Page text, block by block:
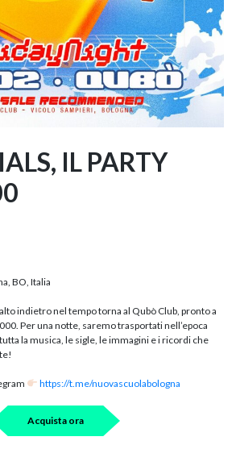
IL PARTY
BO, Italia
indietro nel tempo torna al Qubò Club, pronto a
Per una notte, saremo trasportati nell’epoca
la musica, le sigle, le immagini e i ricordi che
https://t.me/nuovascuolabologna
Acquista ora